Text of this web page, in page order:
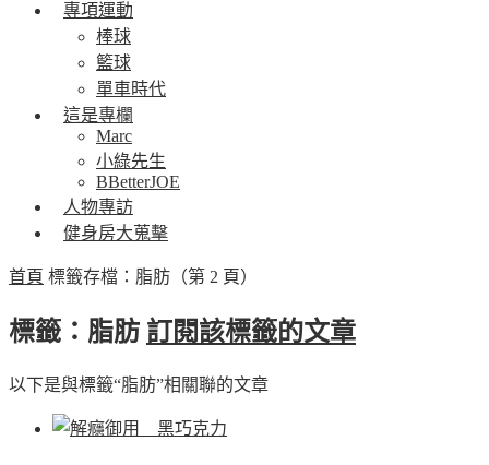
專項運動
棒球
籃球
單車時代
這是專欄
Marc
小綠先生
BBetterJOE
人物專訪
健身房大蒐擊
首頁 標籤存檔：脂肪 （第 2 頁）
標籤：脂肪 訂閱該標籤的文章
以下是與標籤“脂肪”相關聯的文章